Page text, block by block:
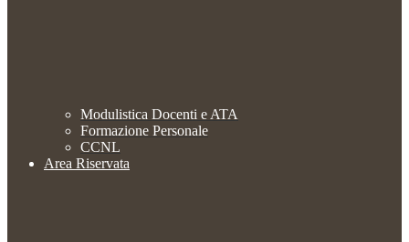
Modulistica Docenti e ATA
Formazione Personale
CCNL
Area Riservata